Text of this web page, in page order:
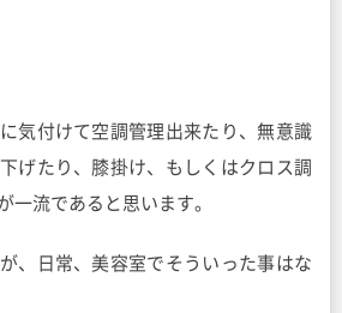
気付けて空調管理出来たり、無意識
げたり、膝掛け、もしくはクロス調
一流であると思います。
、日常、美容室でそういった事はな